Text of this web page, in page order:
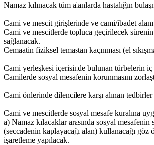
Namaz kılınacak tüm alanlarda hastalığın
Cami ve mescit girişlerinde ve cami/ibadet
Cami ve mescitlerde topluca geçirilecek
sağlanacak.
Cemaatin fiziksel temastan kaçınması (el
Cami yerleşkesi içerisinde bulunan türbelerin iç
Camilerde sosyal mesafenin korunmasını
Cami önlerinde dilencilere karşı alınan
Cami ve mescitlerde sosyal mesafe kuralına
a) Namaz kılacaklar arasında sosyal
(seccadenin kaplayacağı alan) kullanacağı
işaretleme yapılacak.